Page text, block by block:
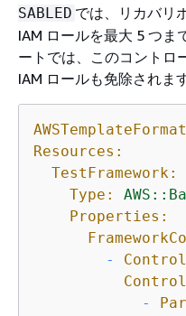
SABLED では、リカバリ
IAM ロールを最大 5 つま
ートでは、このコントロ
IAM ロールも免除されます
Resources:
TestFramework:
Type:
Properties:
-
-